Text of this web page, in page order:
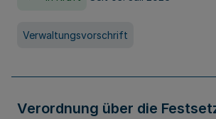
Verwaltungsvorschrift
Verordnung über die